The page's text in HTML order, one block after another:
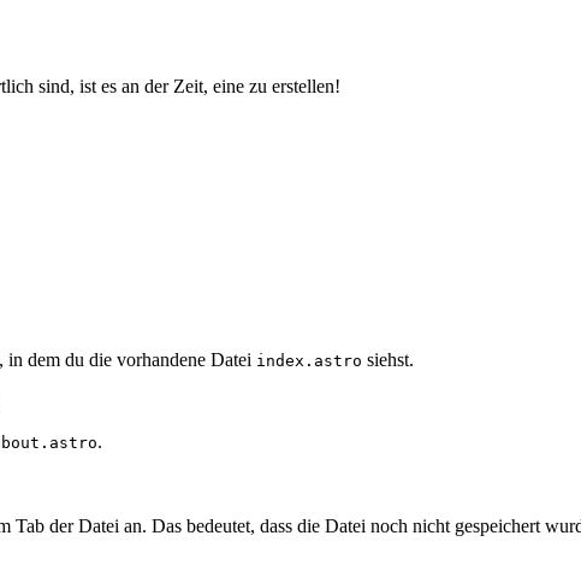
sind, ist es an der Zeit, eine zu erstellen!
, in dem du die vorhandene Datei index.astro siehst.
.
der Datei an. Das bedeutet, dass die Datei noch nicht gespeichert